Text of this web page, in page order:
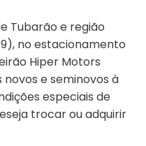
Tubarão e região
no estacionamento
Hiper Motors
e seminovos à
especiais de
trocar ou adquirir